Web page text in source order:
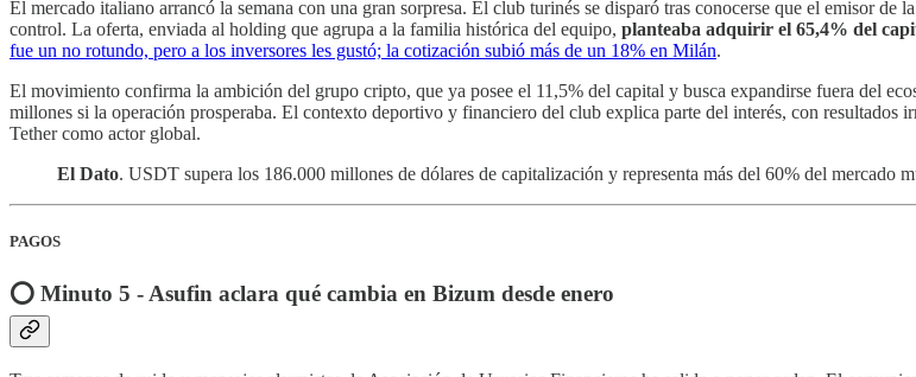
El mercado italiano arrancó la semana con una gran sorpresa. El club turinés se disparó tras conocerse que el emisor
control. La oferta, enviada al holding que agrupa a la familia histórica del equipo, planteaba adquirir el 65,4% del
fue un no rotundo, pero a los inversores les gustó; la cotización subió más de un 18% en Milán.
El movimiento confirma la ambición del grupo cripto, que ya posee el 11,5% del capital y busca expandirse fuera del
millones si la operación prosperaba. El contexto deportivo y financiero del club explica parte del interés, con resultados
Tether como actor global.
El Dato. USDT supera los 186.000 millones de dólares de capitalización y representa más del 60% del mercado
PAGOS
⭕️ Minuto 5 - Asufin aclara qué cambia en Bizum desde enero